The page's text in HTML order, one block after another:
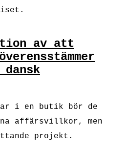
av att
dansk
i en butik bör de
affärsvillkor, men
projekt.